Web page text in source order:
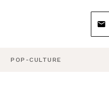
email
POP-CULTURE